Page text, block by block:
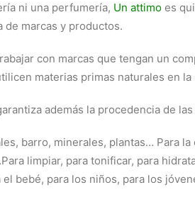
ni una perfumería, Un attimoes
de marcas y productos.
con marcas que tengan un
materias primas naturales en
además la procedencia de
barro, minerales, plantas… Para
limpiar, para tonificar, para
bebé, para los niños, para los